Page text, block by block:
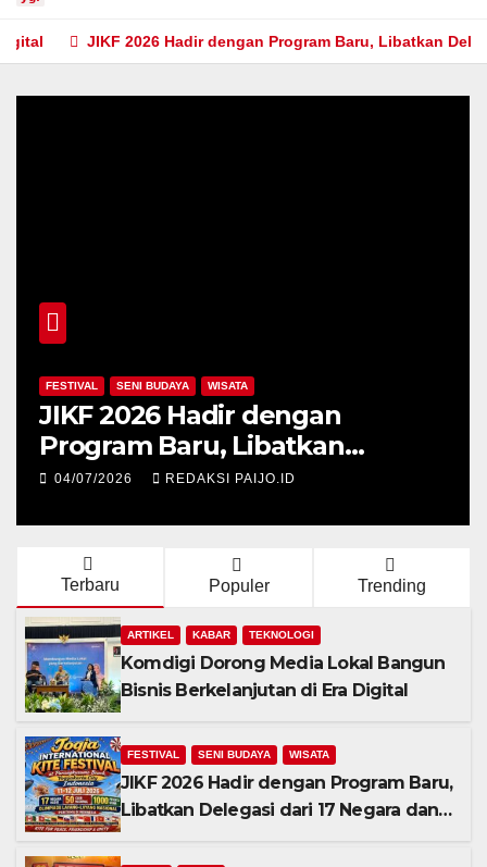
JIKF 2026 Hadir dengan Program Baru, Libatkan Delegasi
dengan
Libatkan
Negara dan
PAIJO.ID
Selarasa Fest
Festival Musik
dan Kuliner Siap
20/06/2026
Terbaru Populer Trending
ARTIKEL KABAR TEKNOLOGI
Komdigi Dorong Media Lokal Bangun
Bisnis Berkelanjutan di Era Digital
FESTIVAL SENI BUDAYA WISATA
JIKF 2026 Hadir dengan Program Baru,
Libatkan Delegasi dari 17 Negara dan